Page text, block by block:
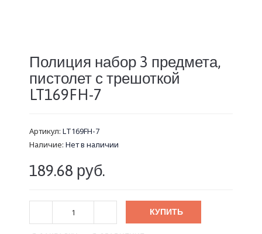
Полиция набор 3 предмета,
пистолет с трешоткой
LT169FH-7
Артикул: LT169FH-7
Наличие: Нет в наличии
189.68 руб.
КУПИТЬ